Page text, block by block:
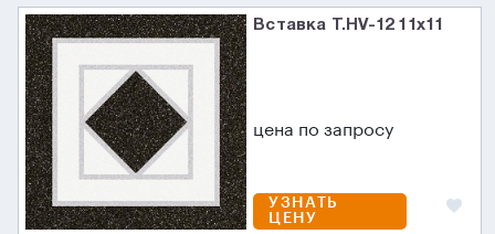
Вставка T.HV-12 11x11
цена по запросу
УЗНАТЬ
ЦЕНУ